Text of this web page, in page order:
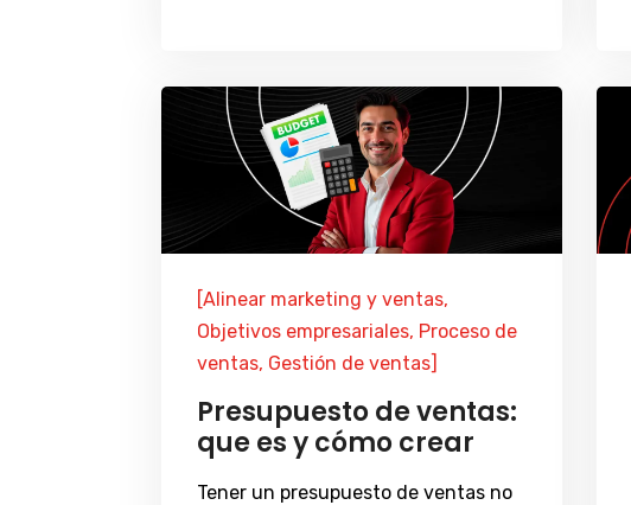
[Alinear marketing y ventas,
Objetivos empresariales, Proceso de
ventas, Gestión de ventas]
Presupuesto de ventas:
que es y cómo crear
Tener un presupuesto de ventas no